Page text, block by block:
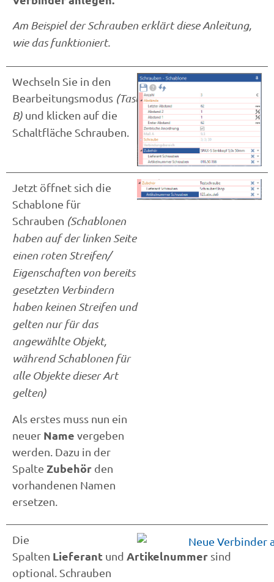
Am Beispiel der Schrauben erklärt diese Anleitung,
wie das funktioniert.
Wechseln Sie in den
Bearbeitungsmodus (Taste
B) und klicken auf die
Schaltfläche Schrauben.
Jetzt öffnet sich die
Schablone für
Schrauben (Schablonen
haben auf der linken Seite
einen roten Streifen/
Eigenschaften von bereits
gesetzten Verbindern
haben keinen Streifen und
gelten nur für das
angewählte Objekt,
während Schablonen für
alle Objekte dieser Art
gelten)
Als erstes muss nun ein
neuer Name vergeben
werden. Dazu in der
Spalte Zubehör den
vorhandenen Namen
ersetzen.
Die
Spalten Lieferant und Artikelnummer sind
optional. Schrauben